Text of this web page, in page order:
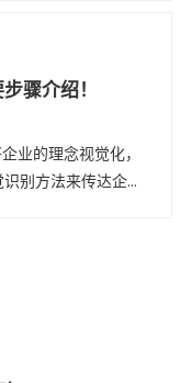
骤介绍！
业的理念视觉化，
别方法来传达企业